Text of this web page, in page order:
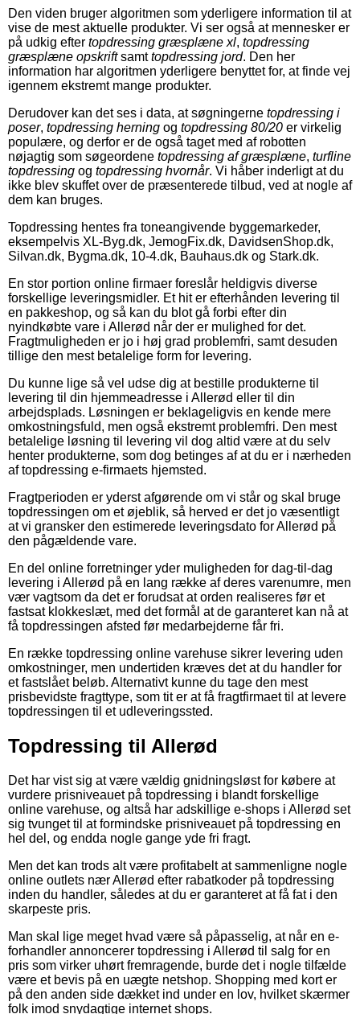
Den viden bruger algoritmen som yderligere information til at
vise de mest aktuelle produkter. Vi ser også at mennesker er
på udkig efter topdressing græsplæne xl, topdressing
græsplæne opskriftsamttopdressing jord. Den her
information har algoritmen yderligere benyttet for, at finde vej
igennem ekstremt mange produkter.
Derudover kan det ses i data, at søgningerne topdressing i
poser, topdressing herning og topdressing 80/20 er virkelig
populære, og derfor er de også taget med af robotten
nøjagtig som søgeordene topdressing af græsplæne, turfline
topdressing og topdressing hvornår. Vi håber inderligt at du
ikke blev skuffet over de præsenterede tilbud, ved at nogle af
dem kan bruges.
Topdressing hentes fra toneangivende byggemarkeder,
eksempelvis XL-Byg.dk, JemogFix.dk, DavidsenShop.dk,
Silvan.dk, Bygma.dk, 10-4.dk, Bauhaus.dk og Stark.dk.
En stor portion online firmaer foreslår heldigvis diverse
forskellige leveringsmidler. Et hit er efterhånden levering til
en pakkeshop, og så kan du blot gå forbi efter din
nyindkøbte vare i Allerød når der er mulighed for det.
Fragtmuligheden er jo i høj grad problemfri, samt desuden
tillige den mest betalelige form for levering.
Du kunne lige så vel udse dig at bestille produkterne til
levering til din hjemmeadresse i Allerød eller til din
arbejdsplads. Løsningen er beklageligvis en kende mere
omkostningsfuld, men også ekstremt problemfri. Den mest
betalelige løsning til levering vil dog altid være at du selv
henter produkterne, som dog betinges af at du er i nærheden
af topdressing e-firmaets hjemsted.
Fragtperioden er yderst afgørende om vi står og skal bruge
topdressingen om et øjeblik, så herved er det jo væsentligt
at vi gransker den estimerede leveringsdato for Allerød på
den pågældende vare.
En del online forretninger yder muligheden for dag-til-dag
levering i Allerød på en lang række af deres varenumre, men
vær vagtsom da det er forudsat at orden realiseres før et
fastsat klokkeslæt, med det formål at de garanteret kan nå at
få topdressingen afsted før medarbejderne får fri.
En række topdressing online varehuse sikrer levering uden
omkostninger, men undertiden kræves det at du handler for
et fastslået beløb. Alternativt kunne du tage den mest
prisbevidste fragttype, som tit er at få fragtfirmaet til at levere
topdressingen til et udleveringssted.
Topdressing til Allerød
Det har vist sig at være vældig gnidningsløst for købere at
vurdere prisniveauet på topdressing i blandt forskellige
online varehuse, og altså har adskillige e-shops i Allerød set
sig tvunget til at formindske prisniveauet på topdressing en
hel del, og endda nogle gange yde fri fragt.
Men det kan trods alt være profitabelt at sammenligne nogle
online outlets nær Allerød efter rabatkoder på topdressing
inden du handler, således at du er garanteret at få fat i den
skarpeste pris.
Man skal lige meget hvad være så påpasselig, at når en e-
forhandler annoncerer topdressing i Allerød til salg for en
pris som virker uhørt fremragende, burde det i nogle tilfælde
være et bevis på en uægte netshop. Shopping med kort er
på den anden side dækket ind under en lov, hvilket skærmer
folk imod snydagtige internet shops.